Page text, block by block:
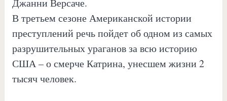
Джанни Версаче.
В третьем сезоне Американской истории
преступлений речь пойдет об одном из самых
разрушительных ураганов за всю историю
США – о смерче Катрина, унесшем жизни 2
тысяч человек.